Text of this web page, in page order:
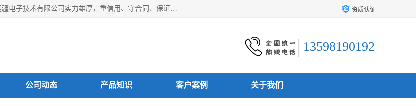
洛阳迎疆电子技术有限公司从事：洛阳山特UPS电源维修等服务。洛阳迎疆电子技术有限公司实力雄厚，重信用、守合同、保证产品质量，以多品种经营特色和薄利多销的原则，赢得了广大客户的信任。公司的宗旨——用服务求发展，用质量求生存！ 资质认证
13598190192
公司动态 产品知识 客户案例 关于我们